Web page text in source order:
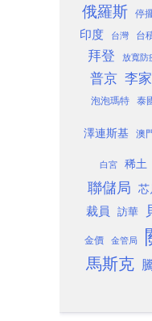
俄羅斯 停
印度
台灣 台
拜登 放寬防
普京 李
泡泡瑪特 泰
澤連斯基 澳
白宮 稀土
聯儲局
裁員 訪華
金價 金管局
馬斯克